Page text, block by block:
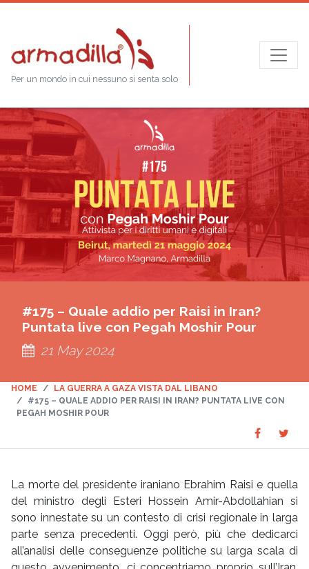
Per un mondo in cui nessuno si senta solo
#175 – Quale addio per Raisi in Iran?
Puntata live con Pegah Moshir Pour
21 May 2024
HOME
LA GUERRA A GAZA VISTA DAL LIBANO
#175 – QUALE ADDIO PER RAISI IN IRAN? PUNTATA LIVE CON
PEGAH MOSHIR POUR
Share
on
on
La morte del presidente iraniano Ebrahim Raisi e quella
del ministro degli Esteri Hossein Amir-Abdollahian si
sono innestate su un contesto di crisi regionale in larga
parte senza precedenti. Oggi però, più che dedicarci
all’analisi delle conseguenze politiche su larga scala di